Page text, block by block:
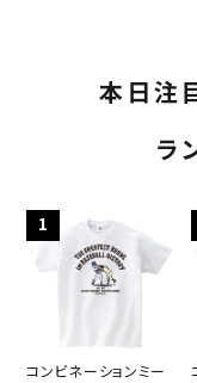
本日注
ラ
1
コンビネーションミー